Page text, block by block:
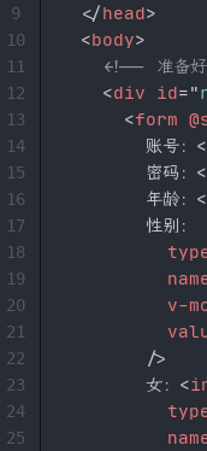
</head>
<body>
<!-- 准备
<div id="
<form
        账号：
<
        密码：
<
        年龄：
<
性别：
v-
/>
        女：
<
9
10
11
12
13
14
15
16
17
18
19
20
21
22
23
24
25